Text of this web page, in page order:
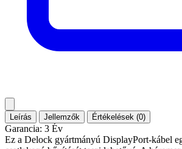
Leírás Jellemzők Értékelések (0)
Garancia: 3 Év
Ez a Delock gyártmányú DisplayPort-kábel